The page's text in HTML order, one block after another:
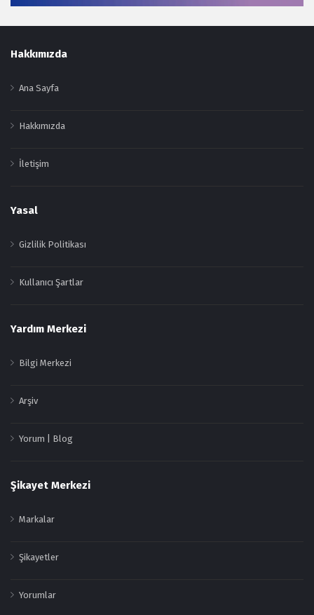
Footer
Hakkımızda
Ana Sayfa
Hakkımızda
İletişim
Yasal
Gizlilik Politikası
Kullanıcı Şartlar
Yardım Merkezi
Bilgi Merkezi
Arşiv
Yorum | Blog
Şikayet Merkezi
Markalar
Şikayetler
Yorumlar